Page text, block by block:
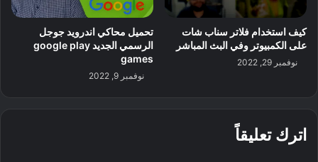
كيف استخدام فلاتر سناب شات
على الكمبيوتر وفي البث المباشر
نوفمبر 29, 2022
تحميل محاكي اندرويد جوجل
الرسمي الجديد google play
games
نوفمبر 9, 2022
اترك تعليقاً